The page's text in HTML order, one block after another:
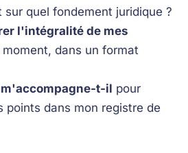
quel fondement juridique ?
l'intégralité de mes
dans un format
t-il pour
points dans mon registre de